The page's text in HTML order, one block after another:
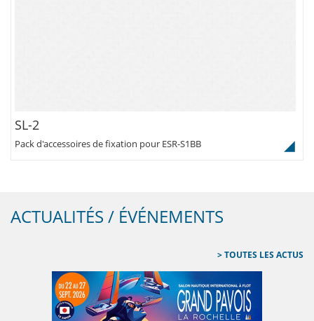
SL-2
Pack d'accessoires de fixation pour ESR-S1BB
ACTUALITÉS / ÉVÉNEMENTS
TOUTES LES ACTUS